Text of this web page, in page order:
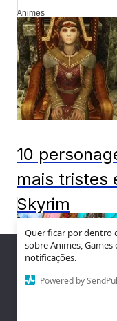
Quer ficar por dentro
sobre Animes, Games
notificações.
Powered by
Animes
10
mais tristes
Skyrim
Games
Nós utilizamos
experiência em